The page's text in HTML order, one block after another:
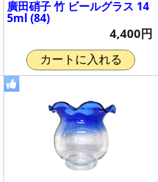
廣田硝子 竹 ビールグラス 14
5ml (84)
4,400円
カートに入れる